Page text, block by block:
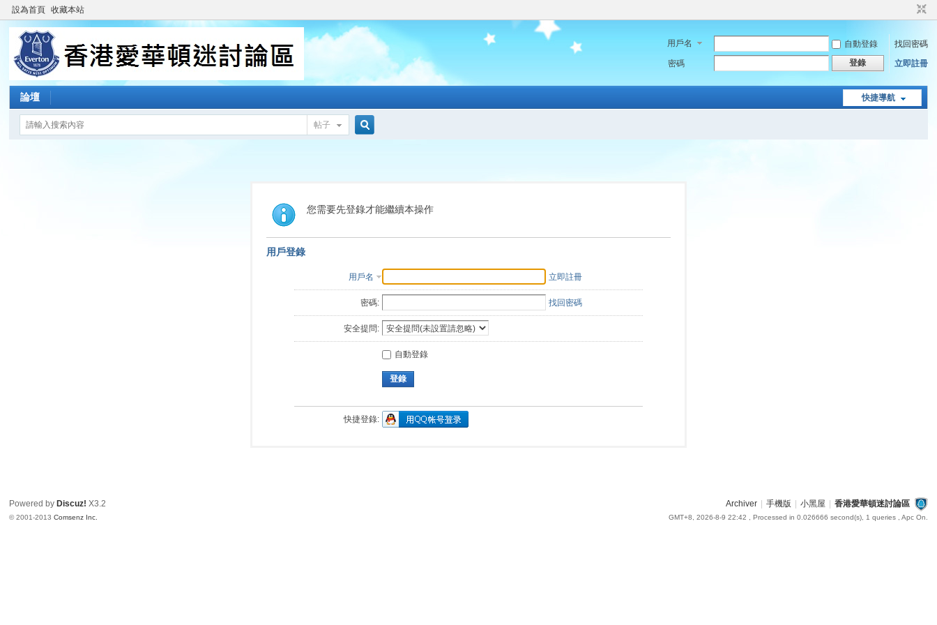
設為首頁 收藏本站
用戶名 自動登錄
找回密碼
密碼
登錄 立即註冊
快捷導航
論壇
帖子
索
您需要先登錄才能繼續本操作
用戶登錄
用戶名 立即註冊
密碼: 找回密碼
安全提問:
自動登錄
登錄
快捷登錄:
Archiver 手機版 小黑屋 香港愛華頓迷討論區
GMT+8, 2026-8-9 22:42 , Processed in 0.026666 second(s), 1 queries , Apc On.
Powered by Discuz! X3.2
© 2001-2013Comsenz Inc.